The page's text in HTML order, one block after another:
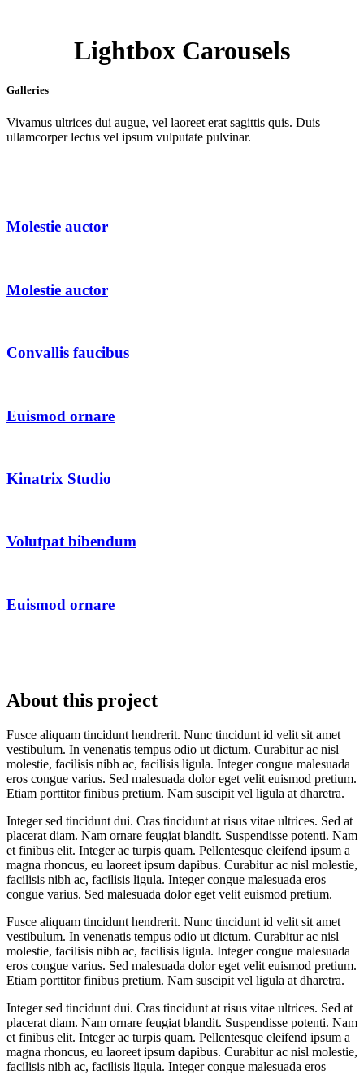
Lightbox Carousels
Galleries
Vivamus ultrices dui augue, vel laoreet erat sagittis quis. Duis
ullamcorper lectus vel ipsum vulputate pulvinar.
Molestie auctor
Molestie auctor
Convallis faucibus
Euismod ornare
Kinatrix Studio
Volutpat bibendum
Euismod ornare
About this project
Fusce aliquam tincidunt hendrerit. Nunc tincidunt id velit sit amet
vestibulum. In venenatis tempus odio ut dictum. Curabitur ac nisl
molestie, facilisis nibh ac, facilisis ligula. Integer congue malesuada
eros congue varius. Sed malesuada dolor eget velit euismod pretium.
Etiam porttitor finibus pretium. Nam suscipit vel ligula at dharetra.
Integer sed tincidunt dui. Cras tincidunt at risus vitae ultrices. Sed at
placerat diam. Nam ornare feugiat blandit. Suspendisse potenti. Nam
et finibus elit. Integer ac turpis quam. Pellentesque eleifend ipsum a
magna rhoncus, eu laoreet ipsum dapibus. Curabitur ac nisl molestie,
facilisis nibh ac, facilisis ligula. Integer congue malesuada eros
congue varius. Sed malesuada dolor eget velit euismod pretium.
Fusce aliquam tincidunt hendrerit. Nunc tincidunt id velit sit amet
vestibulum. In venenatis tempus odio ut dictum. Curabitur ac nisl
molestie, facilisis nibh ac, facilisis ligula. Integer congue malesuada
eros congue varius. Sed malesuada dolor eget velit euismod pretium.
Etiam porttitor finibus pretium. Nam suscipit vel ligula at dharetra.
Integer sed tincidunt dui. Cras tincidunt at risus vitae ultrices. Sed at
placerat diam. Nam ornare feugiat blandit. Suspendisse potenti. Nam
et finibus elit. Integer ac turpis quam. Pellentesque eleifend ipsum a
magna rhoncus, eu laoreet ipsum dapibus. Curabitur ac nisl molestie,
facilisis nibh ac, facilisis ligula. Integer congue malesuada eros